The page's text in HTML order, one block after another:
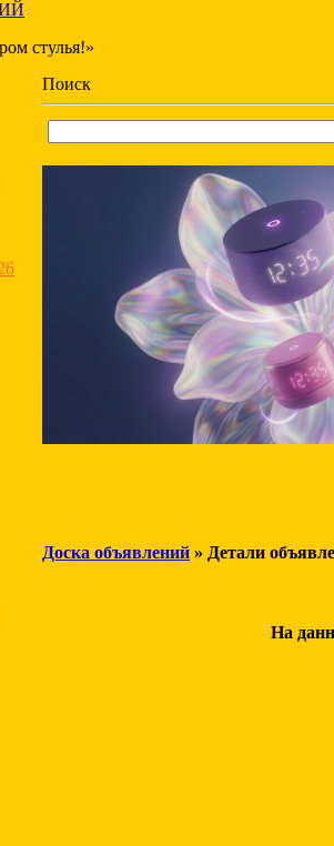
стулья!»
Поиск
Доска объявлений » Детали
На